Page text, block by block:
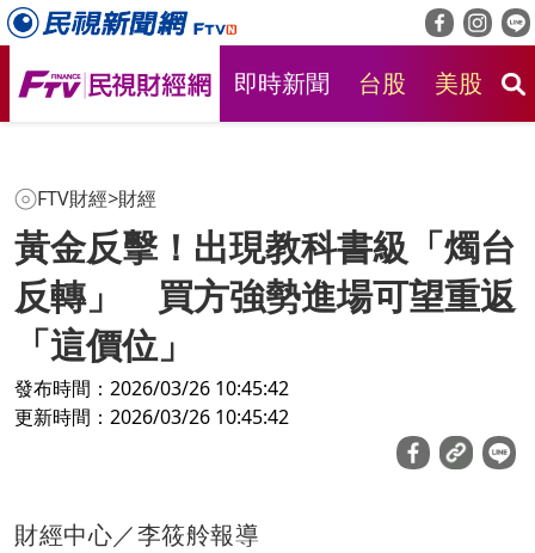
即時新聞 台股 美股
FTV財經>財經
黃金反擊！出現教科書級「燭台
反轉」 買方強勢進場可望重返
「這價位」
發布時間：2026/03/26 10:45:42
更新時間：2026/03/26 10:45:42
財經中心／李筱舲報導